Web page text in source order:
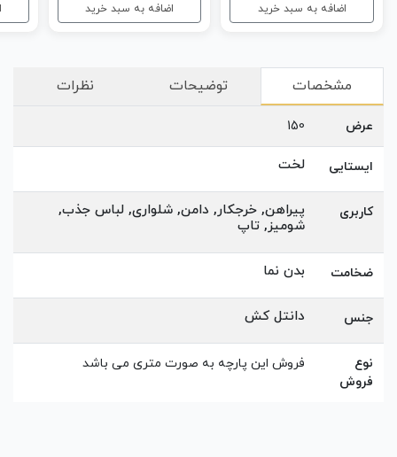
اضافه به سبد خرید اضافه به سبد خرید
مشخصات توضیحات نظرات
عرض 150
ایستایی لخت
کاربری
پیراهن, خرجکار, دامن, شلواری, لباس جذب,
شومیز, تاپ
ضخامت بدن نما
جنس دانتل کش
نوع
فروش
فروش این پارچه به صورت متری می باشد